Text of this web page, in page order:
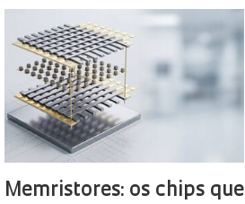
Memristores: os chips que